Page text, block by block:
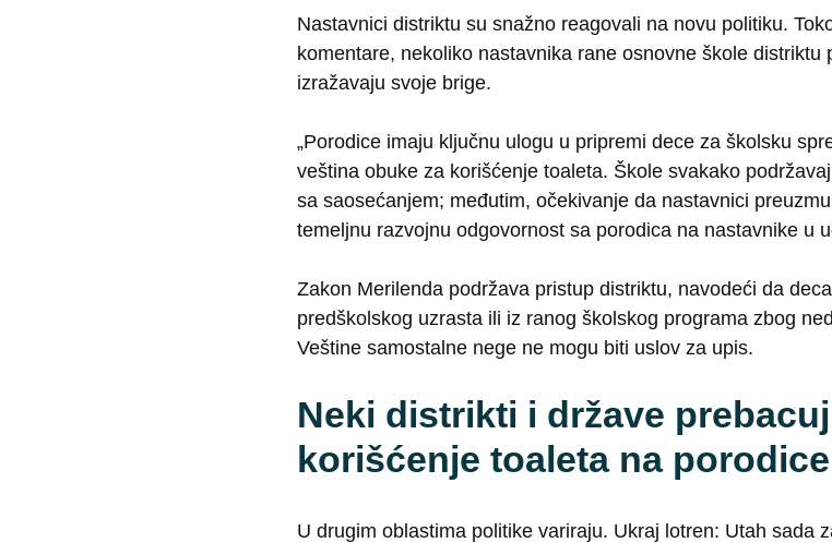
Nastavnici distriktu su snažno reagovali na novu politiku.
komentare, nekoliko nastavnika rane osnovne škole distriktu
izražavaju svoje brige.
„Porodice imaju ključnu ulogu u pripremi dece za školsku
veština obuke za korišćenje toaleta. Škole svakako
sa saosećanjem; međutim, očekivanje da nastavnici
temeljnu razvojnu odgovornost sa porodica na nastavnike u
Zakon Merilenda podržava pristup distriktu, navodeći da
predškolskog uzrasta ili iz ranog školskog programa zbog
Veštine samostalne nege ne mogu biti uslov za upis.
Neki distrikti i države
korišćenje toaleta na porodice
U drugim oblastima politike variraju. Ukraj lotren: Utah sada